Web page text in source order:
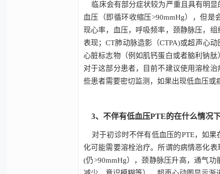
临床会有部分症状较为严重且具有明显
血压（即循环收缩压>90mmHg），但是
现心率，血压，呼吸频率，颈静脉压，
表现；CT肺动脉造影（CTPA)或超声心动
心脏标志物（例如肌钙蛋白或者脑利钠
对于这部分患者，目前不建议使用溶栓
些患者需要密切监测，如果出现低血压或
3、不伴有低血压PTE的在什么情况
对于初诊时不伴有低血压的PTE，如果
化可能需要溶栓治疗。所谓的病情恶化
(仍>90mmHg），颈静脉压升高，通气